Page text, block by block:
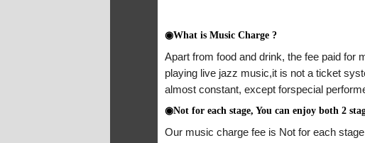
◉What is Music Charge ?
Apart from food and drink, the fee paid for
playing live jazz music,it is not a ticket
almost constant, except forspecial
◉Not for each stage, You can enjoy both 2
Our music charge fee is Not for each